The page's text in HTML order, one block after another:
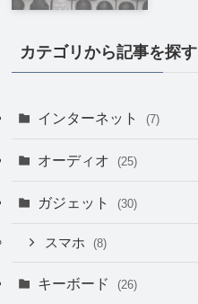
カテゴリから記事を探す
インターネット (7)
オーディオ (25)
ガジェット (30)
スマホ (8)
キーボード (26)